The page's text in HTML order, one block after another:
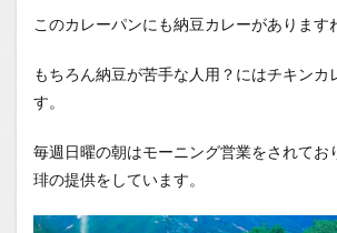
このカレーパンにも納豆カレーがあります
もちろん納豆が苦手な人用？にはチキンカ
す。
毎週日曜の朝はモーニング営業をされてお
琲の提供をしています。